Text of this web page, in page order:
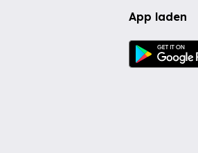
App laden